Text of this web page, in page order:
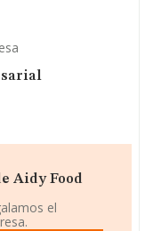
Aidy Food
el